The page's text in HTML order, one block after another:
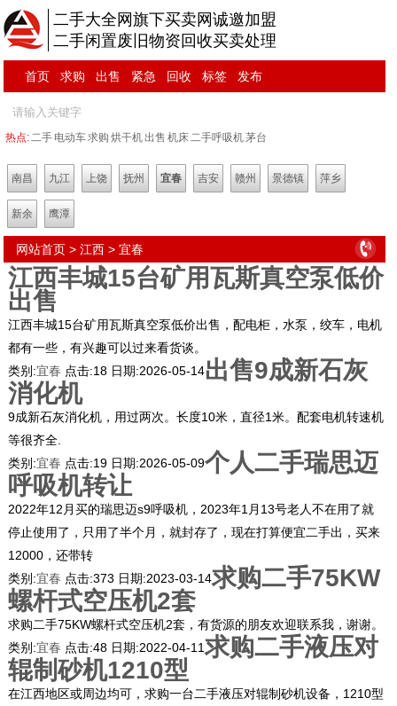
二手大全网旗下买卖网诚邀加盟
二手闲置废旧物资回收买卖处理
首页 求购 出售 紧急 回收 标签 发布
热点:二手 电动车求购 烘干机出售 机床二手呼吸机茅台
南昌 九江 上饶 抚州 宜春 吉安 赣州 景德镇 萍乡
新余 鹰潭
网站首页 >江西 >宜春
江西丰城15台矿用瓦斯真空泵低价
出售
江西丰城15台矿用瓦斯真空泵低价出售，配电柜，水泵，绞车，电机
都有一些，有兴趣可以过来看货谈。
类别:宜春 点击:18 日期:2026-05-14出售9成新石灰
消化机
9成新石灰消化机，用过两次。长度10米，直径1米。配套电机转速机
等很齐全.
类别:宜春 点击:19 日期:2026-05-09个人二手瑞思迈
呼吸机转让
2022年12月买的瑞思迈s9呼吸机，2023年1月13号老人不在用了就
停止使用了，只用了半个月，就封存了，现在打算便宜二手出，买来
12000，还带转
类别:宜春 点击:373 日期:2023-03-14求购二手75KW
螺杆式空压机2套
求购二手75KW螺杆式空压机2套，有货源的朋友欢迎联系我，谢谢。
类别:宜春 点击:48 日期:2022-04-11 求购二手液压对
辊制砂机1210型
在江西地区或周边均可，求购一台二手液压对辊制砂机设备，1210型